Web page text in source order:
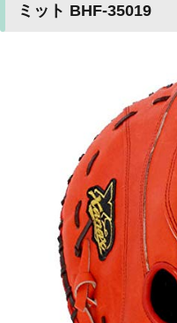
ミット BHF-35019